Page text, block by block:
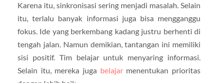
Karena itu, sinkronisasi sering menjadi masalah. Selain
itu, terlalu banyak informasi juga bisa mengganggu
fokus. Ide yang berkembang kadang justru berhenti di
tengah jalan. Namun demikian, tantangan ini memiliki
sisi positif. Tim belajar untuk menyaring informasi.
Selain itu, mereka juga belajarmenentukan prioritas